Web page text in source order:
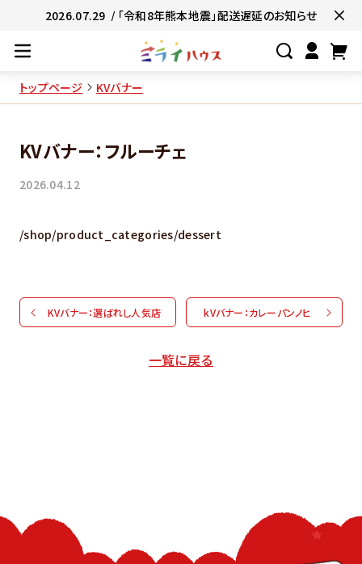
2026.07.29 / 「令和8年熊本地震」配送遅延のお知らせ
トップページ KVバナー
KVバナー：フルーチェ
2026.04.12
/shop/product_categories/dessert
KVバナー：選ばれし人気店
一覧に戻る
kVバナー：カレーパンノヒ